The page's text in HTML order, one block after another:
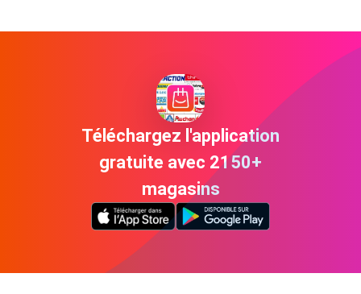
Téléchargez l'application
gratuite avec 2150+
magasins